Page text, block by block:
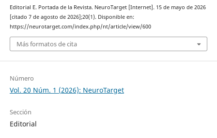
Editorial E. Portada de la Revista. NeuroTarget [Internet]. 15 de mayo de 2026
[citado 7 de agosto de 2026];20(1). Disponible en:
https://neurotarget.com/index.php/nt/article/view/600
Más formatos de cita
Número
Vol. 20 Núm. 1 (2026): NeuroTarget
Sección
Editorial